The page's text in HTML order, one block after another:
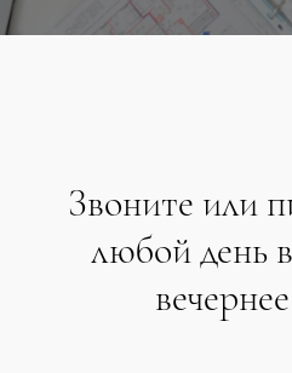
Звоните или
любой день